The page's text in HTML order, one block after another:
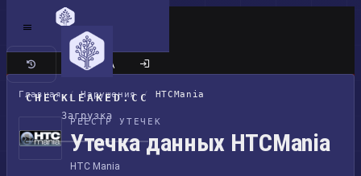
CHECKLEAKED.CC
Загрузка
Классический сайт
Главная / Нарушения / HTCMania
РЕЕСТР УТЕЧЕК
Утечка данных HTCMania
HTC Mania